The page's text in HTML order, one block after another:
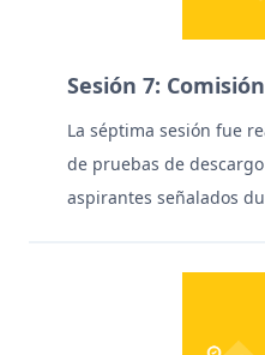
Sesión 7:
La séptima sesión fue
de pruebas de
aspirantes señalados